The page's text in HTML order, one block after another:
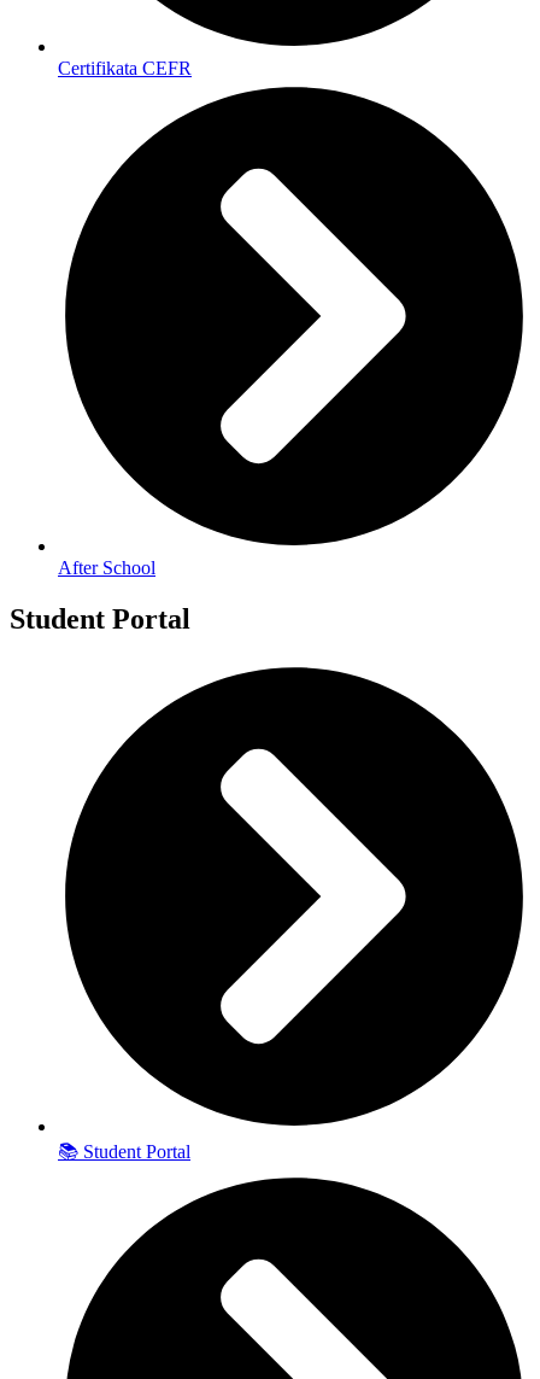
Certifikata CEFR
After School
Student Portal
📚 Student Portal